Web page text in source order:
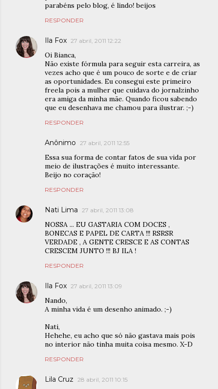
parabéns pelo blog, é lindo! beijos
RESPONDER
Ila Fox 27 abril, 2011 12:22
Oi Bianca,
Não existe fórmula para seguir esta carreira, as
vezes acho que é um pouco de sorte e de criar
as oportunidades. Eu consegui este primeiro
freela pois a mulher que cuidava do jornalzinho
era amiga da minha mãe. Quando ficou sabendo
que eu desenhava me chamou para ilustrar. ;-)
RESPONDER
Anônimo 27 abril, 2011 12:55
Essa sua forma de contar fatos de sua vida por
meio de ilustrações é muito interessante.
Beijo no coração!
RESPONDER
Nati Lima 27 abril, 2011 13:08
NOSSA ... EU GASTARIA COM DOCES ,
BONECAS E PAPEL DE CARTA !!! RSRSR
VERDADE , A GENTE CRESCE E AS CONTAS
CRESCEM JUNTO !!! BJ ILA !
RESPONDER
Ila Fox 27 abril, 2011 13:09
Nando,
A minha vida é um desenho animado. ;-)
Nati,
Hehehe, eu acho que só não gastava mais pois
no interior não tinha muita coisa mesmo. X-D
RESPONDER
Lila Cruz 28 abril, 2011 10:15